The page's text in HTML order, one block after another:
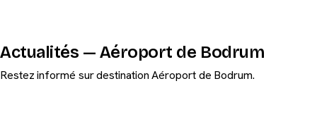
Actualités — Aéroport de Bodrum
Restez informé sur destination Aéroport de Bodrum.